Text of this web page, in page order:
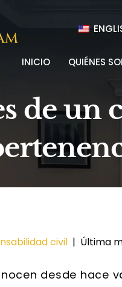
INICIO QUIÉNES
de un
civil | Última
desde hace